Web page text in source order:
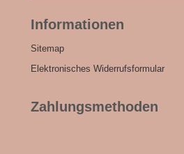
Informationen
Sitemap
Elektronisches Widerrufsformular
Zahlungsmethoden